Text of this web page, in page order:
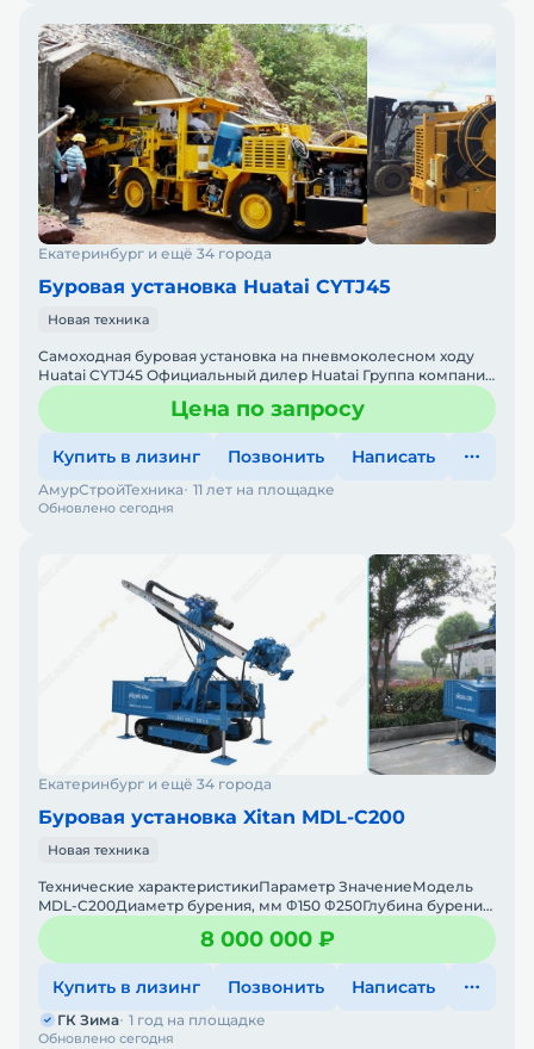
Екатеринбург и ещё 34 города
Буровая установка Huatai CYTJ45
Новая техника
Самоходная буровая установка на пневмоколесном ходу
Huatai CYTJ45 Официальный дилер Huatai Группа компаний
"АСТ" является официальным дилером продукции HUATAI
Цена по запросу
Купить в лизинг Позвонить Написать
Обновлено сегодня
АмурСтройТехника 11 лет на площадке
Екатеринбург и ещё 34 города
Буровая установка Xitan MDL-C200
Новая техника
Технические характеристикиПараметр ЗначениеМодель
MDL-C200Диаметр бурения, мм Φ150 Φ250Глубина бурения,
8 000 000 ₽
Купить в лизинг Позвонить Написать
Обновлено сегодня
ГК Зима 1 год на площадке